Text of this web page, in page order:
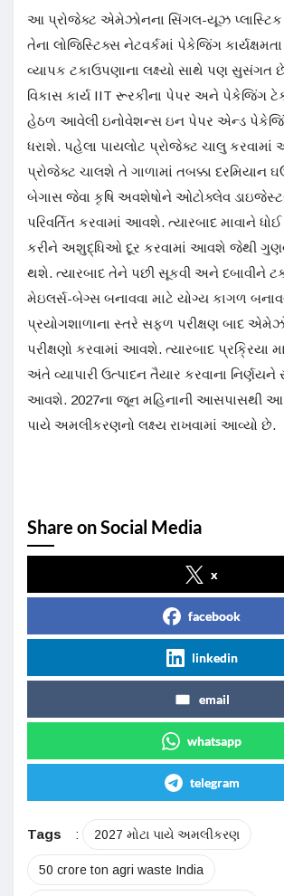
આ પ્રોજેક્ટ એમેઝોનના સિંગલ-યૂઝ પ્લાસ્ટિક
તેના લોજિસ્ટિક્સ નેટવર્કમાં પેકેજિંગ કાર્યક્ષમતા
વ્યાપક ટકાઉપણાના લક્ષ્યો સાથે પણ
વિકાસ કાર્ય IIT રૂરકીના પેપર અને પેકેજિંગ
હેઠળ આવેલી ઇનોવેશન્સ ઇન પેપર એન્ડ
ધરાશે. પહેલા પાયલોટ પ્રોજેક્ટ ચાલુ
પ્રોજેક્ટ ચાલશે તે ગાળામાં તબક્કા દરમિયાન
બેગાસ જેવા કૃષિ અવશેષોને ઓટોક્લેવ ડાઇજેસ્ટર
પરિવર્તિત કરવામાં આવશે. ત્યારબાદ માવાને
કરીને અશુદ્ધિઓ દૂર કરવામાં આવશે જેથી
થશે. ત્યારબાદ તેને પછી સૂકવી અને દબાવીને
મેઇલર્સ-બેગ્સ બનાવવા માટે યોગ્ય કાગળ
પ્રયોગશાળાના સ્તરે સફળ પરીક્ષણ બાદ
પરીક્ષણો કરવામાં આવશે. ત્યારબાદ પ્રક્રિયા
અંતે વ્યાપારી ઉત્પાદન તૈયાર કરવાના
આવશે. 2027ના જૂન મહિનાની આસપાસથી આ
પાયે અમલીકરણનો લક્ષ્ય રાખવામાં આવ્યો છે.
Share on Social Media
x
facebook
linkedin
email
whatsapp
telegram
Tags : 2027 મોટા પાયે અમલીકરણ
50 crore ton agri waste India